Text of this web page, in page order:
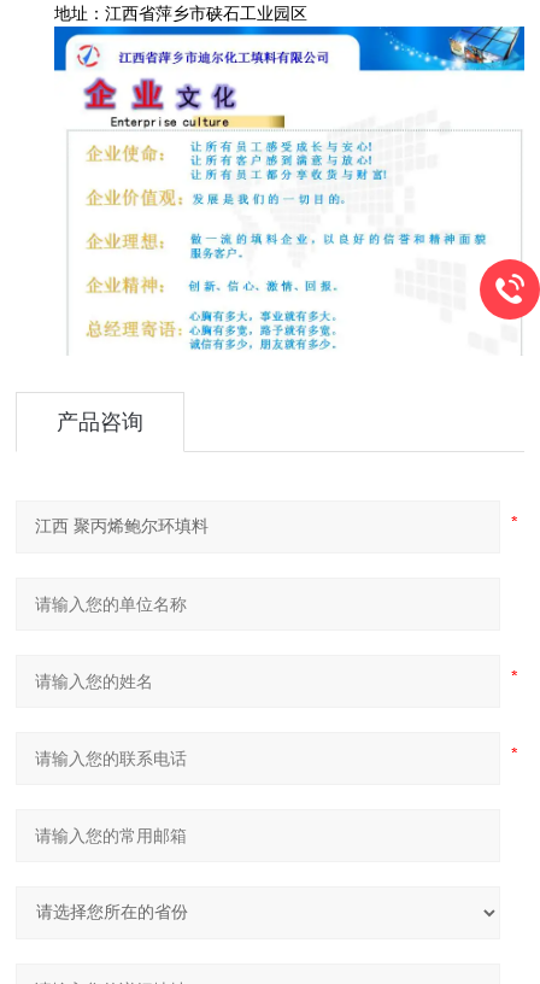
地址：江西省萍乡市硖石工业园区
产品咨询